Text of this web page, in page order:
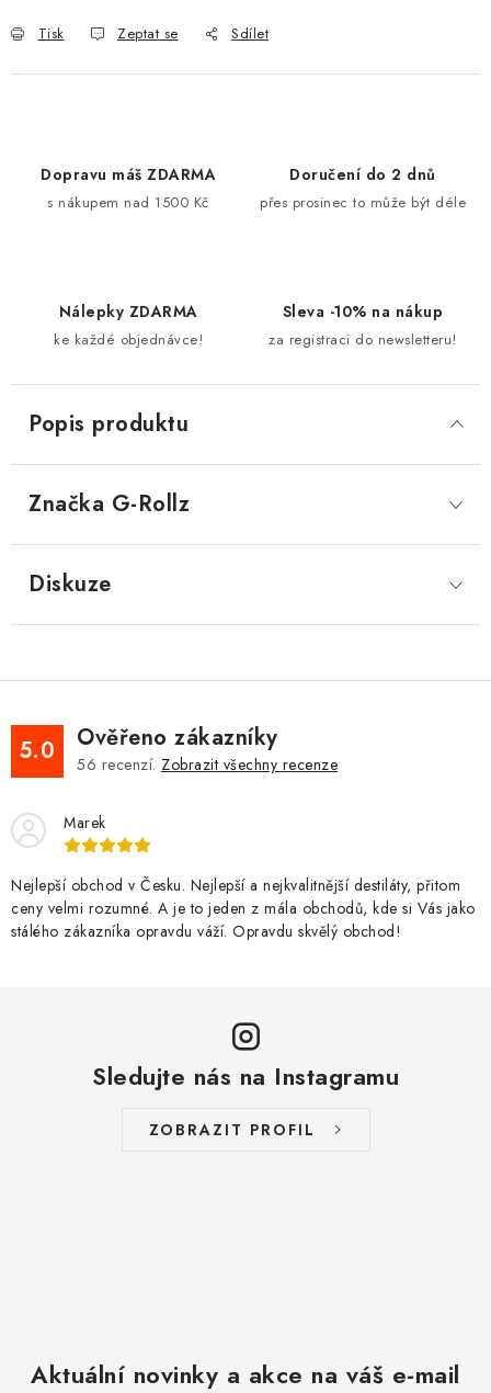
Tisk Zeptat se Sdílet
Dopravu máš ZDARMA
s nákupem nad 1500 Kč
Doručení do 2 dnů
přes prosinec to může být déle
Nálepky ZDARMA
ke každé objednávce!
Sleva -10% na nákup
za registraci do newsletteru!
Popis produktu
Značka G-Rollz
Diskuze
5.0 Ověřeno zákazníky
56 recenzí. Zobrazit všechny recenze
Marek
Nejlepší obchod v Česku. Nejlepší a nejkvalitnější destiláty, přitom
ceny velmi rozumné. A je to jeden z mála obchodů, kde si Vás jako
stálého zákazníka opravdu váží. Opravdu skvělý obchod!
Sledujte nás na Instagramu
ZOBRAZIT PROFIL
Aktuální novinky a akce na váš e-mail